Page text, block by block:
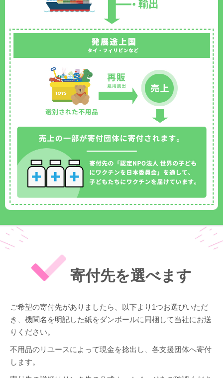
寄付先を選べます
ご希望の寄付先がありましたら、以下より1つお選びいただ
き、機関名を明記した紙をダンボールに同梱して当社にお送
りください。
不用品のリユースによって現金を捻出し、各支援団体へ寄付
します。